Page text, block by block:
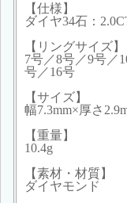
【仕様】
ダイヤ34石：
【リングサイズ】
7号／8号／9号／
号／16号
【サイズ】
幅7.3mm×厚さ
【重量】
10.4g
【素材・材質】
ダイヤモンド